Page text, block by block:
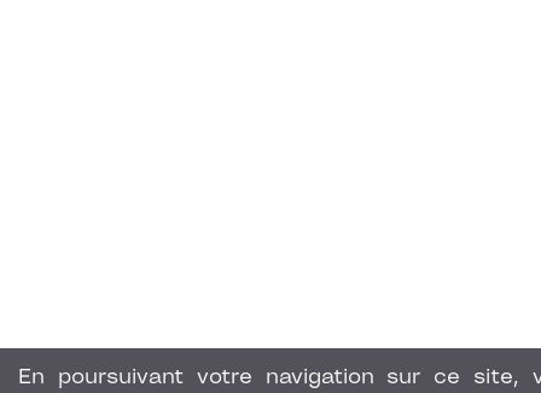
En poursuivant votre navigation sur ce site,